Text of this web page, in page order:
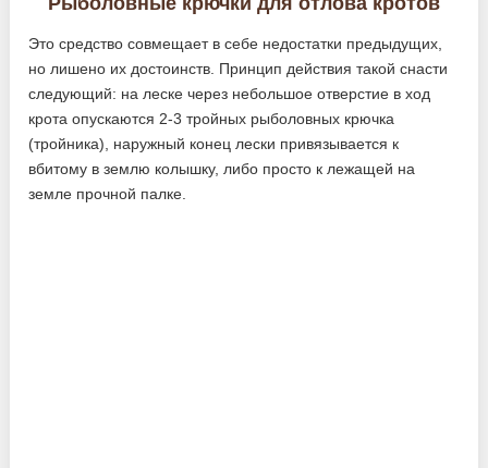
Это средство совмещает в себе недостатки предыдущих,
но лишено их достоинств. Принцип действия такой снасти
следующий: на леске через небольшое отверстие в ход
крота опускаются 2-3 тройных рыболовных крючка
(тройника), наружный конец лески привязывается к
вбитому в землю колышку, либо просто к лежащей на
земле прочной палке.